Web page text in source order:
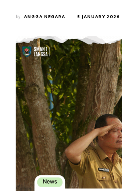
by ANGGA NEGARA 5 JANUARY 2026